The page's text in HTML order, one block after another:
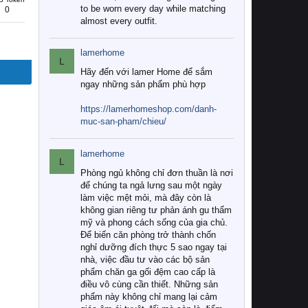
0
to be worn every day while matching
almost every outfit.
L
lamerhome
Hãy đến với lamer Home để sắm
ngay những sản phẩm phù hợp
https://lamerhomeshop.com/danh-
muc-san-pham/chieu/
L
lamerhome
Phòng ngủ không chỉ đơn thuần là nơi
để chúng ta ngả lưng sau một ngày
làm việc mệt mỏi, mà đây còn là
không gian riêng tư phản ánh gu thẩm
mỹ và phong cách sống của gia chủ.
Để biến căn phòng trở thành chốn
nghỉ dưỡng đích thực 5 sao ngay tại
nhà, việc đầu tư vào các bộ sản
phẩm chăn ga gối đệm cao cấp là
điều vô cùng cần thiết. Những sản
phẩm này không chỉ mang lại cảm